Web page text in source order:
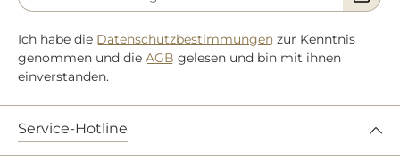
Ich habe die Datenschutzbestimmungen zur Kenntnis
genommen und die AGB gelesen und bin mit ihnen
einverstanden.
Service-Hotline